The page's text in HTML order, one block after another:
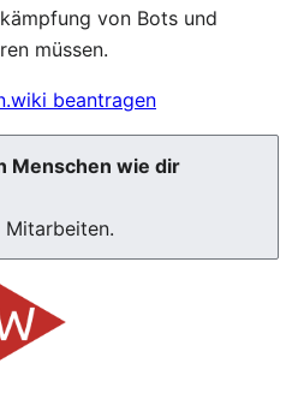
von Bots und
müssen.
beantragen
Menschen wie dir
Mitarbeiten.